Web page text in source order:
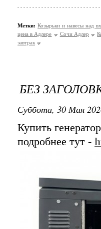
Метки: Козырьки и навесы над
цена в Адлере
Сочи Адлер
завтрак
БЕЗ
Суббота, 30 Мая
Купить
подробнее тут -